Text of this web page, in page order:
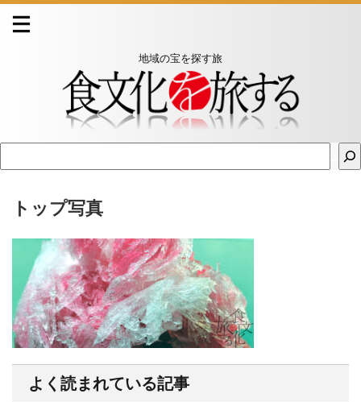
地域の宝を探す旅
トップ写真
よく読まれている記事